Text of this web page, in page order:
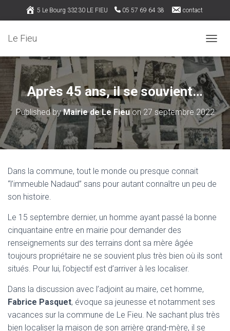
5 Le Bourg 33230 LE FIEU 05 57 69 64 38 contact
Le Fieu
Après 45 ans, il se souvient…
Published byMairie de Le Fieuon27 septembre 2022
Dans la commune, tout le monde ou presque connait
“l’immeuble Nadaud” sans pour autant connaître un peu de
son histoire.
Le 15 septembre dernier, un homme ayant passé la bonne
cinquantaine entre en mairie pour demander des
renseignements sur des terrains dont sa mère âgée
toujours propriétaire ne se souvient plus très bien où ils sont
situés. Pour lui, l’objectif est d’arriver à les localiser.
Dans la discussion avec l’adjoint au maire, cet homme,
Fabrice Pasquet, évoque sa jeunesse et notamment ses
vacances sur la commune de Le Fieu. Ne sachant plus très
bien localiser la maison de son arrière grand-mère, il se